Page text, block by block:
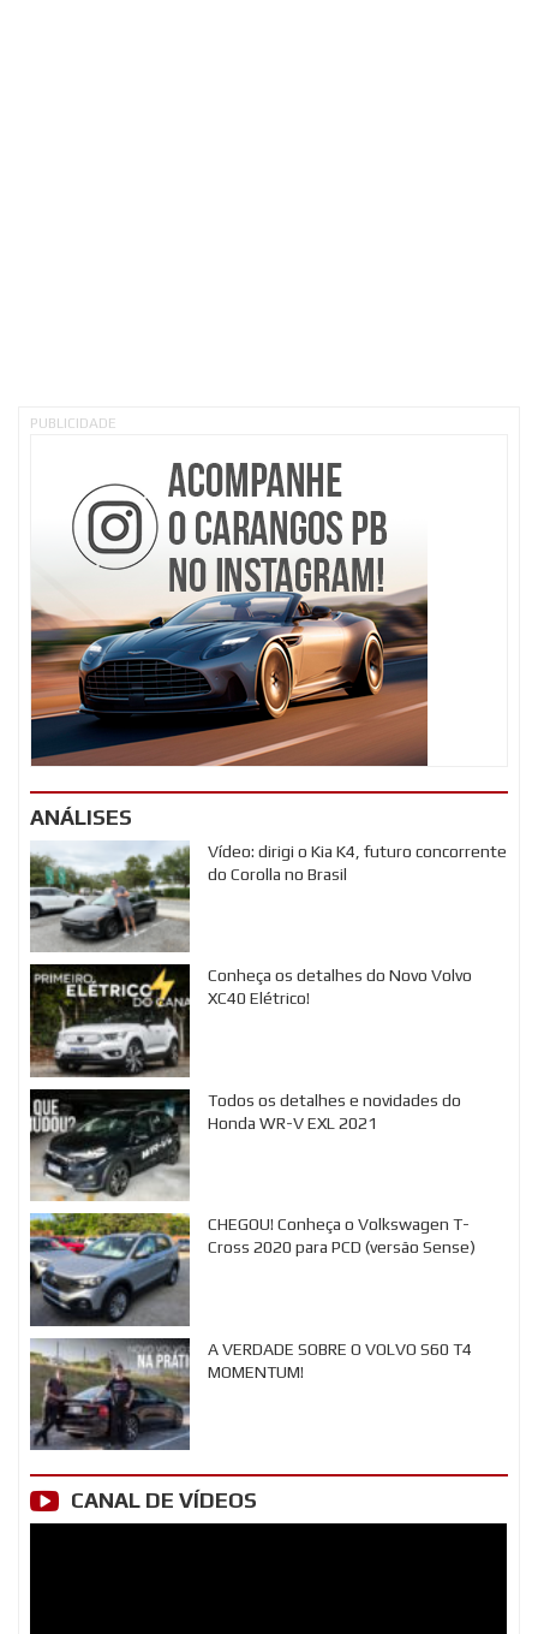
PUBLICIDADE
ANÁLISES
Vídeo: dirigi o Kia K4, futuro concorrente
do Corolla no Brasil
Conheça os detalhes do Novo Volvo
XC40 Elétrico!
Todos os detalhes e novidades do
Honda WR-V EXL 2021
CHEGOU! Conheça o Volkswagen T-
Cross 2020 para PCD (versão Sense)
A VERDADE SOBRE O VOLVO S60 T4
MOMENTUM!
CANAL DE VÍDEOS